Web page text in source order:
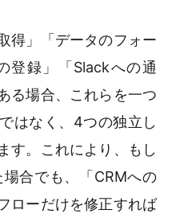
得」「データのフォー
登録」「Slackへの通
る場合、これらを一つ
はなく、4つの独立し
す。これにより、もし
合でも、「CRMへの
ローだけを修正すれば